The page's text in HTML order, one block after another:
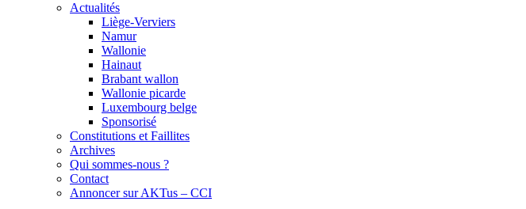
Actualités
Liège-Verviers
Namur
Wallonie
Hainaut
Brabant wallon
Wallonie picarde
Luxembourg belge
Sponsorisé
Constitutions et Faillites
Archives
Qui sommes-nous ?
Contact
Annoncer sur AKTus – CCI